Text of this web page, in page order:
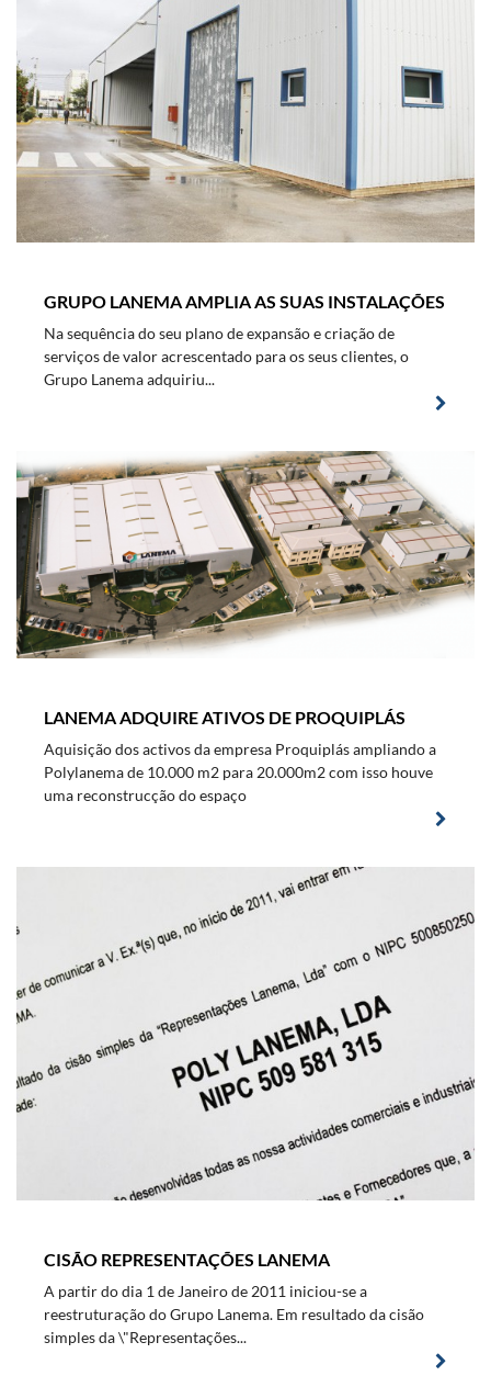
GRUPO LANEMA AMPLIA AS SUAS INSTALAÇÕES
Na sequência do seu plano de expansão e criação de
serviços de valor acrescentado para os seus clientes, o
Grupo Lanema adquiriu...
LANEMA ADQUIRE ATIVOS DE PROQUIPLÁS
Aquisição dos activos da empresa Proquiplás ampliando a
Polylanema de 10.000 m2 para 20.000m2 com isso houve
uma reconstrucção do espaço
CISÃO REPRESENTAÇÕES LANEMA
A partir do dia 1 de Janeiro de 2011 iniciou-se a
reestruturação do Grupo Lanema. Em resultado da cisão
simples da \"Representações...